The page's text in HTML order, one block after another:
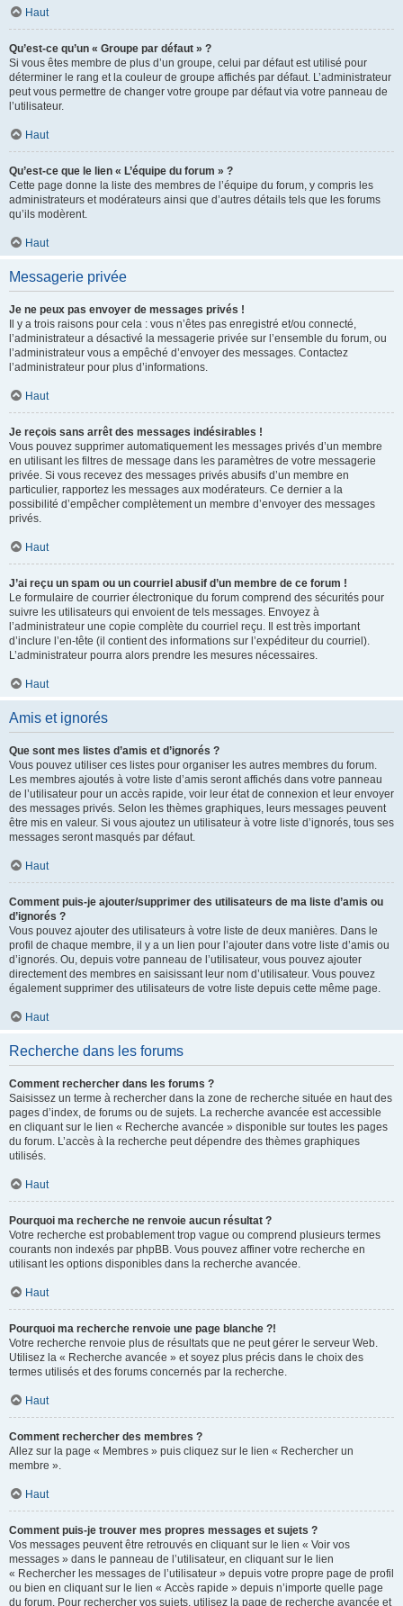
Haut
Qu’est-ce qu’un « Groupe par défaut » ?
Si vous êtes membre de plus d’un groupe, celui par défaut est utilisé pour
déterminer le rang et la couleur de groupe affichés par défaut. L’administrateur
peut vous permettre de changer votre groupe par défaut via votre panneau de
l’utilisateur.
Haut
Qu’est-ce que le lien « L’équipe du forum » ?
Cette page donne la liste des membres de l’équipe du forum, y compris les
administrateurs et modérateurs ainsi que d’autres détails tels que les forums
qu’ils modèrent.
Haut
Messagerie privée
Je ne peux pas envoyer de messages privés !
Il y a trois raisons pour cela : vous n’êtes pas enregistré et/ou connecté,
l’administrateur a désactivé la messagerie privée sur l’ensemble du forum, ou
l’administrateur vous a empêché d’envoyer des messages. Contactez
l’administrateur pour plus d’informations.
Haut
Je reçois sans arrêt des messages indésirables !
Vous pouvez supprimer automatiquement les messages privés d’un membre
en utilisant les filtres de message dans les paramètres de votre messagerie
privée. Si vous recevez des messages privés abusifs d’un membre en
particulier, rapportez les messages aux modérateurs. Ce dernier a la
possibilité d’empêcher complètement un membre d’envoyer des messages
privés.
Haut
J’ai reçu un spam ou un courriel abusif d’un membre de ce forum !
Le formulaire de courrier électronique du forum comprend des sécurités pour
suivre les utilisateurs qui envoient de tels messages. Envoyez à
l’administrateur une copie complète du courriel reçu. Il est très important
d’inclure l’en-tête (il contient des informations sur l’expéditeur du courriel).
L’administrateur pourra alors prendre les mesures nécessaires.
Haut
Amis et ignorés
Que sont mes listes d’amis et d’ignorés ?
Vous pouvez utiliser ces listes pour organiser les autres membres du forum.
Les membres ajoutés à votre liste d’amis seront affichés dans votre panneau
de l’utilisateur pour un accès rapide, voir leur état de connexion et leur envoyer
des messages privés. Selon les thèmes graphiques, leurs messages peuvent
être mis en valeur. Si vous ajoutez un utilisateur à votre liste d’ignorés, tous ses
messages seront masqués par défaut.
Haut
Comment puis-je ajouter/supprimer des utilisateurs de ma liste d’amis ou
d’ignorés ?
Vous pouvez ajouter des utilisateurs à votre liste de deux manières. Dans le
profil de chaque membre, il y a un lien pour l’ajouter dans votre liste d’amis ou
d’ignorés. Ou, depuis votre panneau de l’utilisateur, vous pouvez ajouter
directement des membres en saisissant leur nom d’utilisateur. Vous pouvez
également supprimer des utilisateurs de votre liste depuis cette même page.
Haut
Recherche dans les forums
Comment rechercher dans les forums ?
Saisissez un terme à rechercher dans la zone de recherche située en haut des
pages d’index, de forums ou de sujets. La recherche avancée est accessible
en cliquant sur le lien « Recherche avancée » disponible sur toutes les pages
du forum. L’accès à la recherche peut dépendre des thèmes graphiques
utilisés.
Haut
Pourquoi ma recherche ne renvoie aucun résultat ?
Votre recherche est probablement trop vague ou comprend plusieurs termes
courants non indexés par phpBB. Vous pouvez affiner votre recherche en
utilisant les options disponibles dans la recherche avancée.
Haut
Pourquoi ma recherche renvoie une page blanche ?!
Votre recherche renvoie plus de résultats que ne peut gérer le serveur Web.
Utilisez la « Recherche avancée » et soyez plus précis dans le choix des
termes utilisés et des forums concernés par la recherche.
Haut
Comment rechercher des membres ?
Allez sur la page « Membres » puis cliquez sur le lien « Rechercher un
membre ».
Haut
Comment puis-je trouver mes propres messages et sujets ?
Vos messages peuvent être retrouvés en cliquant sur le lien « Voir vos
messages » dans le panneau de l’utilisateur, en cliquant sur le lien
« Rechercher les messages de l’utilisateur » depuis votre propre page de profil
ou bien en cliquant sur le lien « Accès rapide » depuis n’importe quelle page
du forum. Pour rechercher vos sujets, utilisez la page de recherche avancée et